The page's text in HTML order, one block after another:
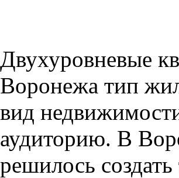
Двухуровневые
Воронежа тип
вид
аудиторию. В
решилось